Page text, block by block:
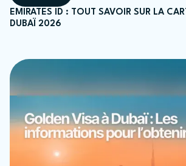
EMIRATES ID : TOUT SAVOIR SUR LA
DUBAÏ 2026